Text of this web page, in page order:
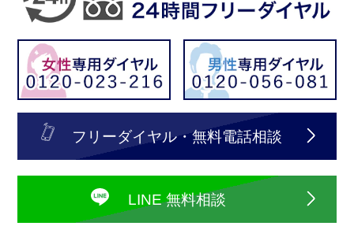
フリーダイヤル・無料電話相談
LINE 無料相談